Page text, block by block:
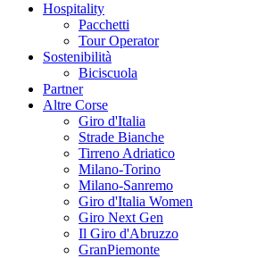
Hospitality
Pacchetti
Tour Operator
Sostenibilità
Biciscuola
Partner
Altre Corse
Giro d'Italia
Strade Bianche
Tirreno Adriatico
Milano-Torino
Milano-Sanremo
Giro d'Italia Women
Giro Next Gen
Il Giro d'Abruzzo
GranPiemonte